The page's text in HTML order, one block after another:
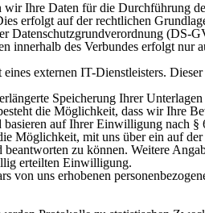
Ihre Daten für die Durchführung
erfolgt auf der rechtlichen
Datenschutzgrundverordnung
innerhalb des Verbundes erfolgt
externen IT-Dienstleisters.
Speicherung Ihrer
die Möglichkeit, dass wir Ihre
basieren auf Ihrer Einwilligung nach
Möglichkeit, mit uns über ein auf
zu können. Weitere
erteilten Einwilligung.
von uns erhobenen